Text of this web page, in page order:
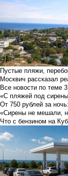
Пустые пляжи,
Москвич рассказал
Все новости по теме
«С пляжей под сирены
От 750 рублей за
«Сирены не мешали,
Что с бензином на